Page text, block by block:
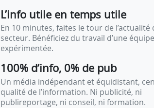
L’info utile en temps utile
En 10 minutes, faites le tour de l’actualité
secteur. Bénéficiez du travail d’une équipe
expérimentée.
100% d’info, 0% de pub
Un média indépendant et équidistant,
qualité de l’information. Ni publicité, ni
publireportage, ni conseil, ni formation.